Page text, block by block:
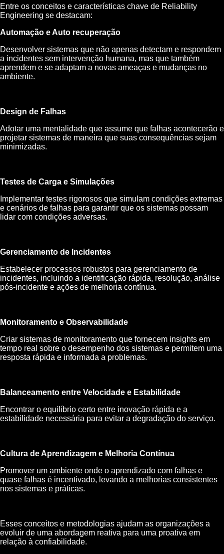
Entre os conceitos e características chave de Reliability
Engineering se destacam:
Automação e Auto recuperação
Desenvolver sistemas que não apenas detectam e respondem
a incidentes sem intervenção humana, mas que também
aprendem e se adaptam a novas ameaças e mudanças no
ambiente.
Design de Falhas
Adotar uma mentalidade que assume que falhas acontecerão e
projetar sistemas de maneira que suas consequências sejam
minimizadas.
Testes de Carga e Simulações
Implementar testes rigorosos que simulam condições extremas
e cenários de falhas para garantir que os sistemas possam
lidar com condições adversas.
Gerenciamento de Incidentes
Estabelecer processos robustos para gerenciamento de
incidentes, incluindo a identificação rápida, resolução, análise
pós-incidente e ações de melhoria contínua.
Monitoramento e Observabilidade
Criar sistemas de monitoramento que fornecem insights em
tempo real sobre o desempenho dos sistemas e permitem uma
resposta rápida e informada a problemas.
Balanceamento entre Velocidade e Estabilidade
Encontrar o equilíbrio certo entre inovação rápida e a
estabilidade necessária para evitar a degradação do serviço.
Cultura de Aprendizagem e Melhoria Contínua
Promover um ambiente onde o aprendizado com falhas e
quase falhas é incentivado, levando a melhorias consistentes
nos sistemas e práticas.
Esses conceitos e metodologias ajudam as organizações a
evoluir de uma abordagem reativa para uma proativa em
relação à confiabilidade.